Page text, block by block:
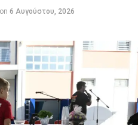
on 6 Αυγούστου, 2026